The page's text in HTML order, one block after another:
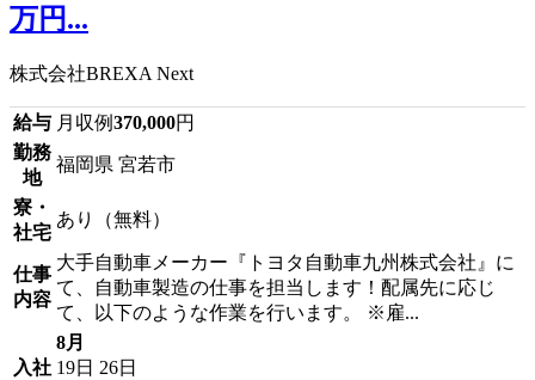
万円...
株式会社BREXA Next
給与 月収例370,000円
勤務
地
福岡県 宮若市
寮・
社宅
あり（無料）
仕事
内容
大手自動車メーカー『トヨタ自動車九州株式会社』に
て、自動車製造の仕事を担当します！配属先に応じ
て、以下のような作業を行います。 ※雇...
入社
8月
19日 26日